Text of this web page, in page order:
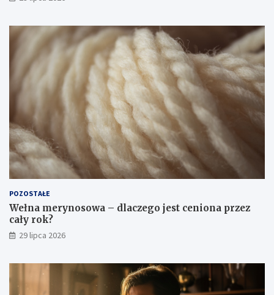
POZOSTAŁE
Wełna merynosowa – dlaczego jest ceniona przez
cały rok?
29 lipca 2026